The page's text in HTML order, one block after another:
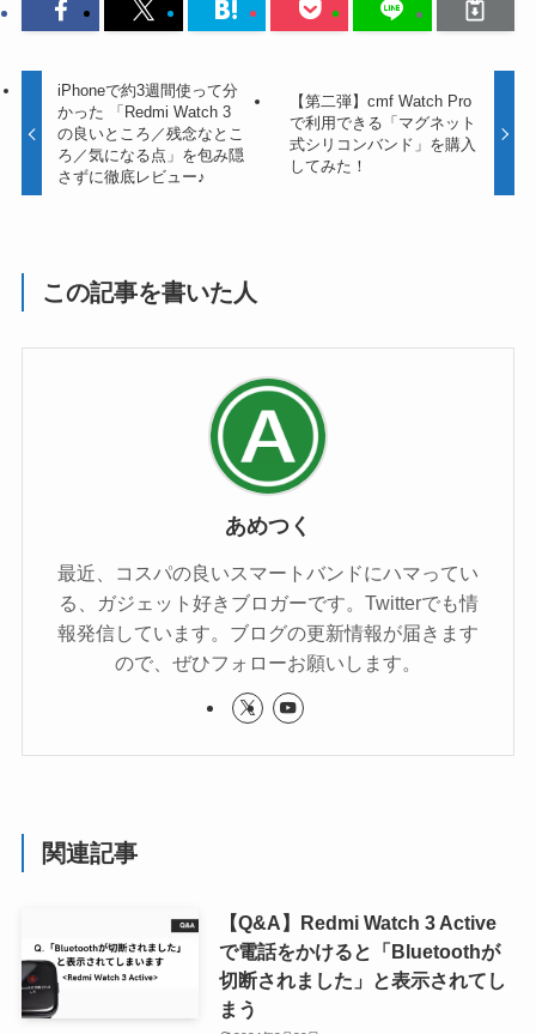
iPhoneで約3週間使って分
かった 「Redmi Watch 3
の良いところ／残念なとこ
ろ／気になる点」を包み隠
さずに徹底レビュー♪
【第二弾】cmf Watch Pro
で利用できる「マグネット
式シリコンバンド」を購入
してみた！
この記事を書いた人
あめつく
最近、コスパの良いスマートバンドにハマってい
る、ガジェット好きブロガーです。Twitterでも情
報発信しています。ブログの更新情報が届きます
ので、ぜひフォローお願いします。
関連記事
【Q&A】Redmi Watch 3 Active
で電話をかけると「Bluetoothが
切断されました」と表示されてし
まう